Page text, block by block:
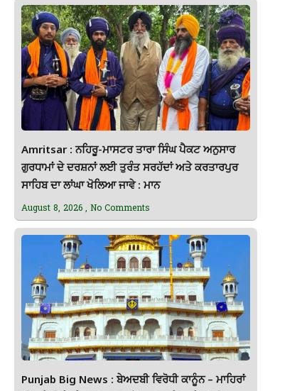
Amritsar : ਨਹਿਰੂ-ਮਾਸਟਰ ਤਾਰਾ ਸਿੰਘ ਪੈਕਟ ਅਨੁਸਾਰ
ਗੁਰਧਾਮਾਂ ਦੇ ਦਰਸ਼ਨਾਂ ਲਈ ਤੁਰੰਤ ਸਰਹੱਦਾਂ ਅਤੇ ਕਰਤਾਰਪੁਰ
ਸਾਹਿਬ ਦਾ ਲਾਂਘਾ ਖੋਲਿਆ ਜਾਵੇ : ਮਾਨ
August 8, 2026 No Comments
Punjab Big News : ਬੇਅਦਬੀ ਵਿਰੋਧੀ ਕਾਨੂੰਨ – ਮਾਹਿਰਾਂ